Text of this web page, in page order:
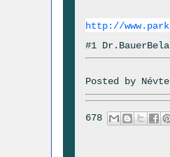
http://
#1 Dr.BauerBela
Posted by
678